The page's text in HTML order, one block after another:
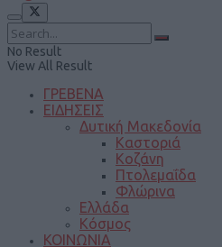
No Result
View All Result
ΓΡΕΒΕΝΑ
ΕΙΔΗΣΕΙΣ
Δυτική Μακεδονία
Καστοριά
Κοζάνη
Πτολεμαΐδα
Φλώρινα
Ελλάδα
Κόσμος
ΚΟΙΝΩΝΙΑ